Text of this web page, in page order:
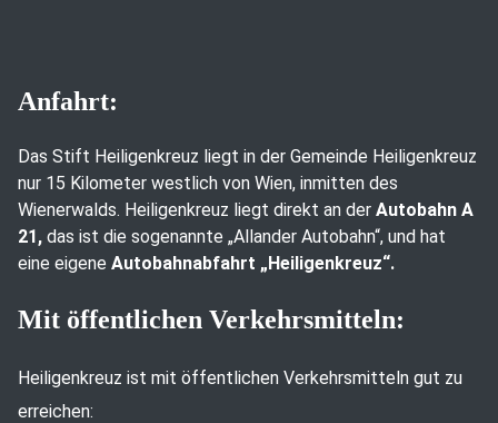
Anfahrt:
Das Stift Heiligenkreuz liegt in der Gemeinde Heiligenkreuz
nur 15 Kilometer westlich von Wien, inmitten des
Wienerwalds. Heiligenkreuz liegt direkt an der Autobahn A
21, das ist die sogenannte „Allander Autobahn“, und hat
eine eigene Autobahnabfahrt „Heiligenkreuz“.
Mit öffentlichen Verkehrsmitteln:
Heiligenkreuz ist mit öffentlichen Verkehrsmitteln gut zu
erreichen: